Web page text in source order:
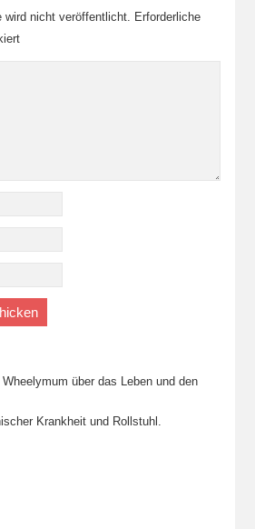
wird nicht veröffentlicht. Erforderliche
über das Leben und den
Krankheit und Rollstuhl.